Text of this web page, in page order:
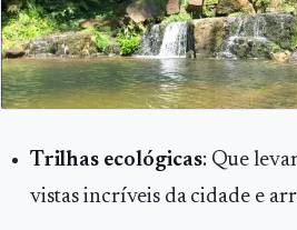
Trilhas ecológicas: Que
vistas incríveis da cidade e